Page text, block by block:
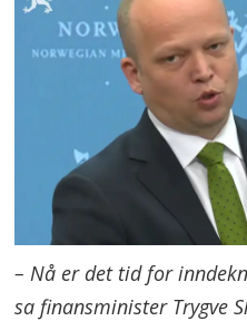
– Nå er det tid for
sa finansminister Trygve